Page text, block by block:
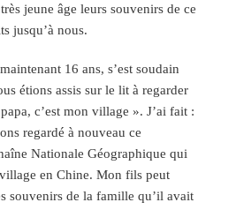
jeune âge leurs souvenirs de ce
jusqu’à nous.
16 ans, s’est soudain
étions assis sur le lit à regarder
c’est mon village ». J’ai fait :
regardé à nouveau ce
Nationale Géographique qui
en Chine. Mon fils peut
souvenirs de la famille qu’il avait